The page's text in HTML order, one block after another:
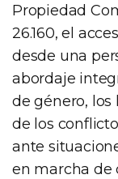
Propiedad
26.160, el
desde una
abordaje
de género,
de los
ante
en marcha de